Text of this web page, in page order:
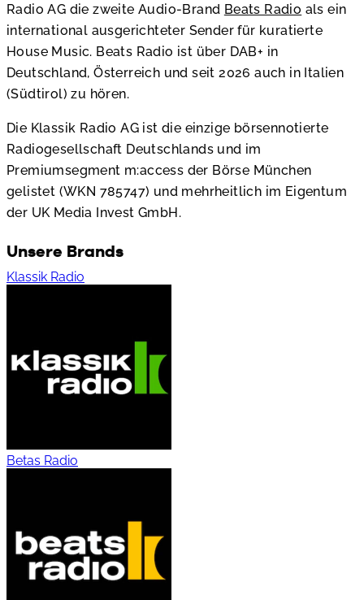
Radio AG die zweite Audio-Brand Beats Radio als ein
international ausgerichteter Sender für kuratierte
House Music. Beats Radio ist über DAB+ in
Deutschland, Österreich und seit 2026 auch in Italien
(Südtirol) zu hören.
Die Klassik Radio AG ist die einzige börsennotierte
Radiogesellschaft Deutschlands und im
Premiumsegment m:access der Börse München
gelistet (WKN 785747) und mehrheitlich im Eigentum
der UK Media Invest GmbH.
Unsere Brands
Klassik Radio
Betas Radio